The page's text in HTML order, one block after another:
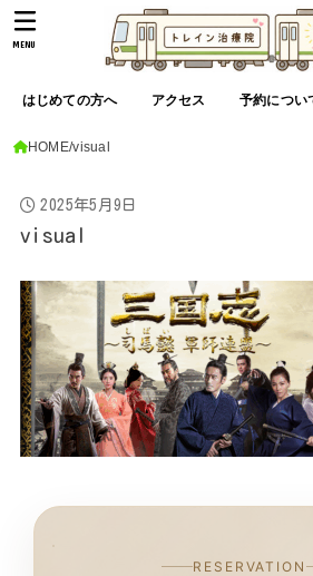
はじめての方へ アクセス 予約につい
MENU
HOME visual
2025年5月9日
visual
RESERVATION